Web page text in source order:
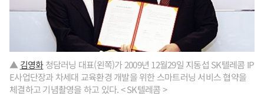
▲ 김영화청담러닝 대표(왼쪽)가 2009년 12월29일 지동섭 SK텔레콤 IP
E사업단장과 차세대 교육환경 개발을 위한 스마트러닝 서비스 협약을
체결하고 기념촬영을 하고 있다. < SK텔레콤 >